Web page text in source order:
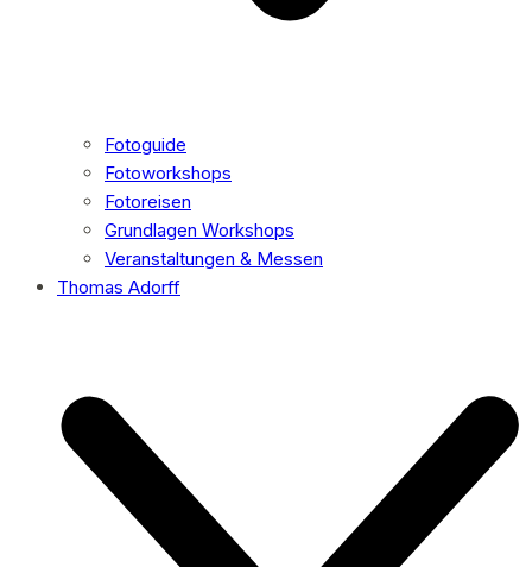
Fotoguide
Fotoworkshops
Fotoreisen
Grundlagen Workshops
Veranstaltungen & Messen
Thomas Adorff